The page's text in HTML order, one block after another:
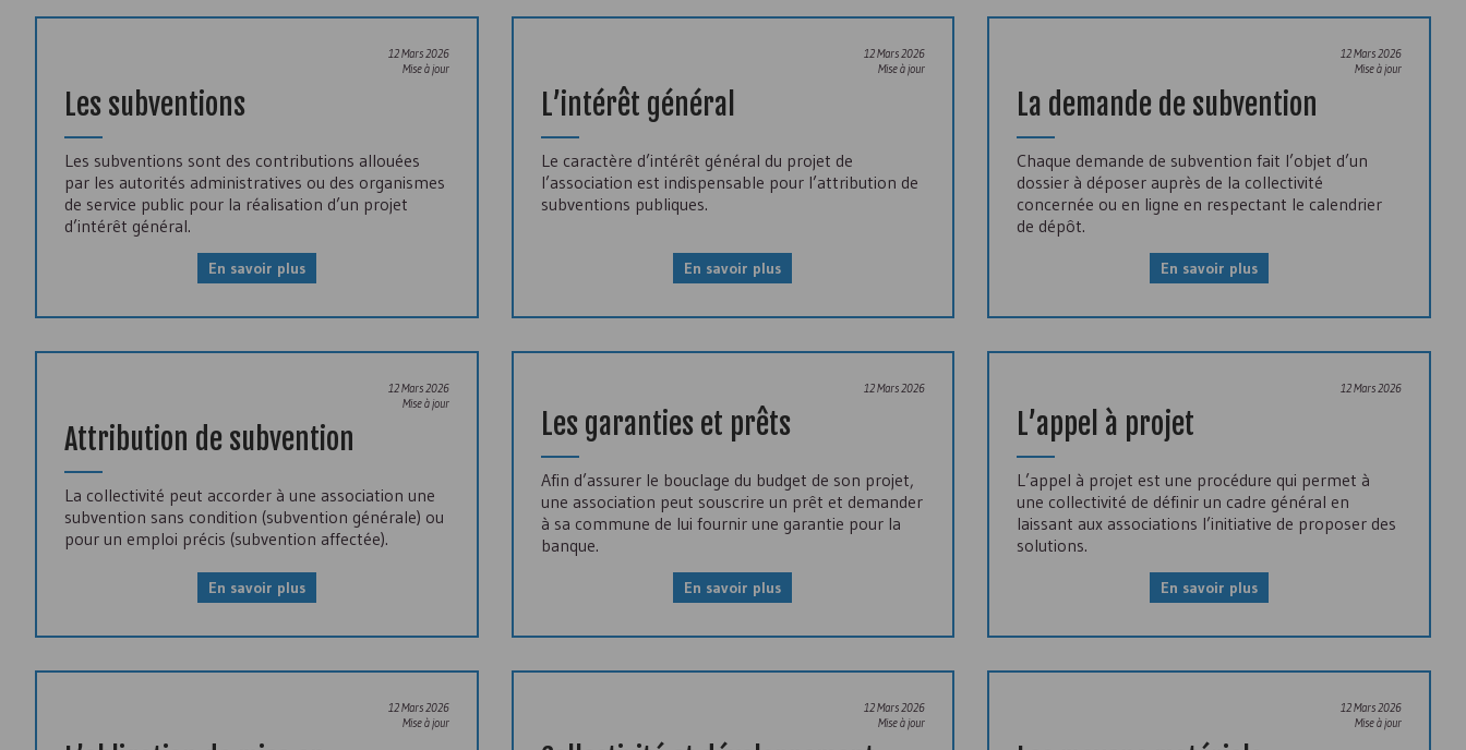
12 Mars 2026
Mise à jour
Les subventions
Les subventions sont des contributions allouées
par les autorités administratives ou des organismes
de service public pour la réalisation d’un projet
d’intérêt général.
En savoir plus
12 Mars 2026
Mise à jour
L’intérêt général
Le caractère d’intérêt général du projet de
l’association est indispensable pour l’attribution de
subventions publiques.
En savoir plus
12 Mars 2026
Mise à jour
La demande de subvention
Chaque demande de subvention fait l’objet d’un
dossier à déposer auprès de la collectivité
concernée ou en ligne en respectant le calendrier
de dépôt.
En savoir plus
12 Mars 2026
Mise à jour
Attribution de subvention
La collectivité peut accorder à une association une
subvention sans condition (subvention générale) ou
pour un emploi précis (subvention affectée).
En savoir plus
12 Mars 2026
Les garanties et prêts
Afin d’assurer le bouclage du budget de son projet,
une association peut souscrire un prêt et demander
à sa commune de lui fournir une garantie pour la
banque.
En savoir plus
12 Mars 2026
L’appel à projet
L’appel à projet est une procédure qui permet à
une collectivité de définir un cadre général en
laissant aux associations l’initiative de proposer des
solutions.
En savoir plus
12 Mars 2026
Mise à jour
12 Mars 2026
Mise à jour
12 Mars 2026
Mise à jour